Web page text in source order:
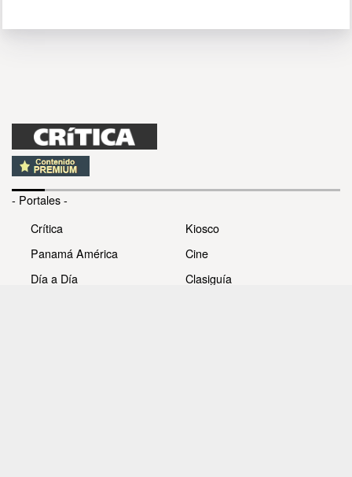
- Portales -
Crítica
Panamá América
Día a Día
Kiosco
Cine
Clasiguía